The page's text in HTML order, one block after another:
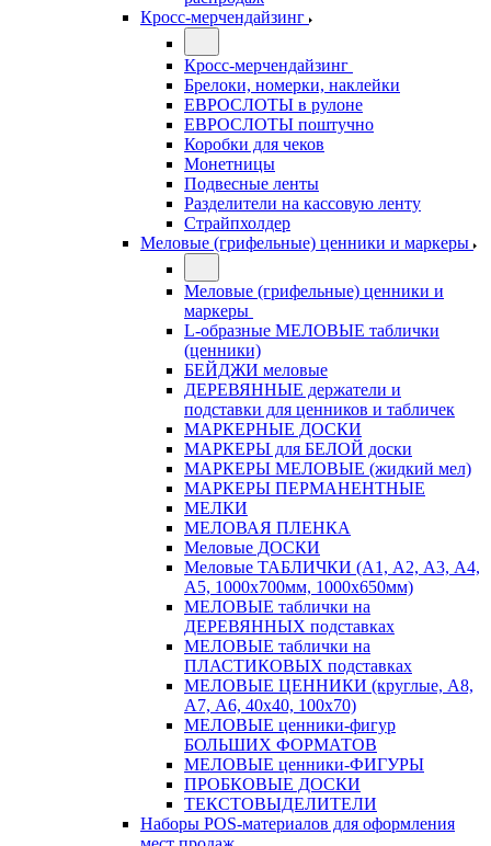
Кросс-мерчендайзинг
Кросс-мерчендайзинг
Брелоки, номерки, наклейки
ЕВРОСЛОТЫ в рулоне
ЕВРОСЛОТЫ поштучно
Коробки для чеков
Монетницы
Подвесные ленты
Разделители на кассовую ленту
Страйпхолдер
Меловые (грифельные) ценники и маркеры
Меловые (грифельные) ценники и
маркеры
L-образные МЕЛОВЫЕ таблички
(ценники)
БЕЙДЖИ меловые
ДЕРЕВЯННЫЕ держатели и
подставки для ценников и табличек
МАРКЕРНЫЕ ДОСКИ
МАРКЕРЫ для БЕЛОЙ доски
МАРКЕРЫ МЕЛОВЫЕ (жидкий мел)
МАРКЕРЫ ПЕРМАНЕНТНЫЕ
МЕЛКИ
МЕЛОВАЯ ПЛЕНКА
Меловые ДОСКИ
Меловые ТАБЛИЧКИ (А1, А2, А3, А4,
А5, 1000х700мм, 1000х650мм)
МЕЛОВЫЕ таблички на
ДЕРЕВЯННЫХ подставках
МЕЛОВЫЕ таблички на
ПЛАСТИКОВЫХ подставках
МЕЛОВЫЕ ЦЕННИКИ (круглые, А8,
А7, А6, 40х40, 100х70)
МЕЛОВЫЕ ценники-фигур
БОЛЬШИХ ФОРМАТОВ
МЕЛОВЫЕ ценники-ФИГУРЫ
ПРОБКОВЫЕ ДОСКИ
ТЕКСТОВЫДЕЛИТЕЛИ
Наборы POS-материалов для оформления